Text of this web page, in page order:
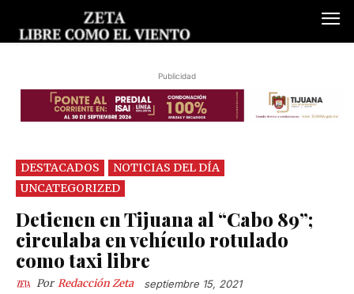
Publicidad
DESTACADOS
NOTICIAS DEL DÍA
UNCATEGORIZED
Detienen en Tijuana al “Cabo 89”;
circulaba en vehículo rotulado
como taxi libre
Por Redacción Zeta septiembre 15, 2021